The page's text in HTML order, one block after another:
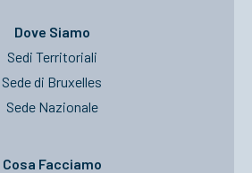
Dove Siamo
Sedi Territoriali
Sede di Bruxelles
Sede Nazionale
Cosa Facciamo